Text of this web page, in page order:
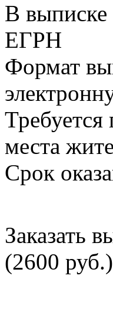
В
ЕГРН
Формат
места
Срок
Заказать
(2600 руб.)